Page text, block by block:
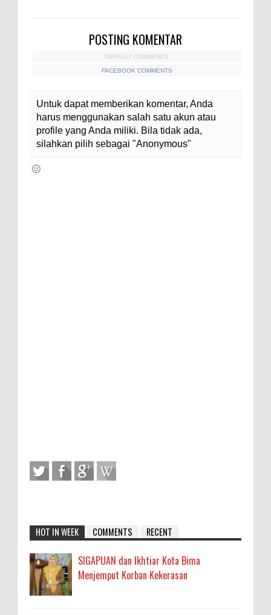
POSTING KOMENTAR
DEFAULT COMMENTS
FACEBOOK COMMENTS
Untuk dapat memberikan komentar, Anda
harus menggunakan salah satu akun atau
profile yang Anda miliki. Bila tidak ada,
silahkan pilih sebagai "Anonymous"
HOT IN WEEK COMMENTS RECENT
SIGAPUAN dan Ikhtiar Kota Bima
Menjemput Korban Kekerasan